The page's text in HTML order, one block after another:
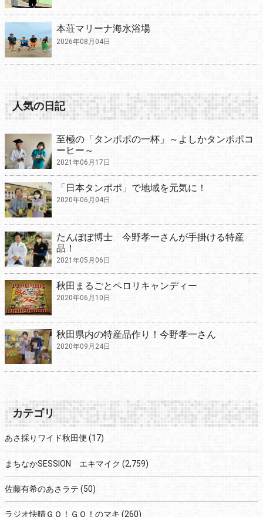
本荘マリーナ海水浴場
2026年08月04日
人気の日記
至極の「タンポポの一杯」～よしかタンポポコ
ーヒー～
2021年06月17日
「日本タンポポ」で地域を元気に！
2020年06月04日
たんぽぽ博士 今野孝一さんが手掛ける特産
品！
2021年05月06日
秋田まるごとペロリキャンディー
2020年06月10日
秋田県内の特産品作り！今野孝一さん
2020年09月24日
カテゴリ
あさ採りワイド秋田便 (17)
まちなかSESSION エキマイク (2,759)
佐藤有希のあさラテ (50)
ラジオ快晴ＧＯ！ＧＯ！のマキ (260)